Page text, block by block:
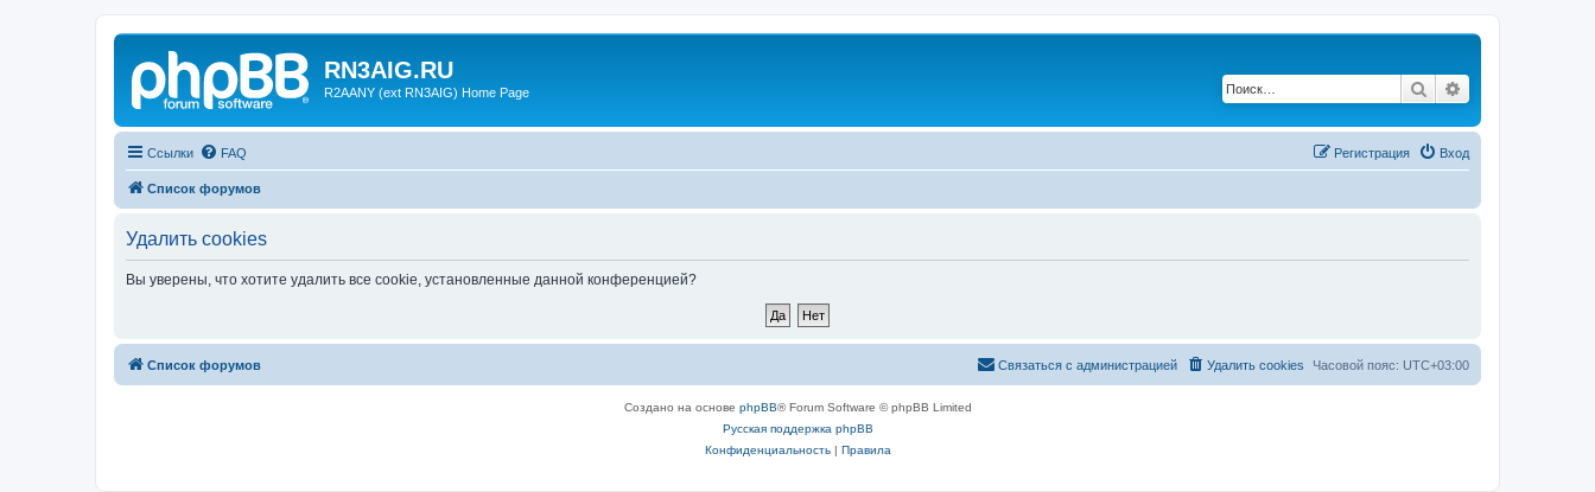
RN3AIG.RU
R2AANY (ext RN3AIG) Home Page Поиск
Ссылки FAQ Вход
Регистрация
Список форумов
Удалить cookies
Вы уверены, что хотите удалить все cookie, установленные данной конференцией?
Список форумов Часовой пояс: UTC+03:00
Удалить cookies
Связаться с администрацией
Создано на основе phpBB® Forum Software © phpBB Limited
Русская поддержка phpBB
Конфиденциальность| Правила